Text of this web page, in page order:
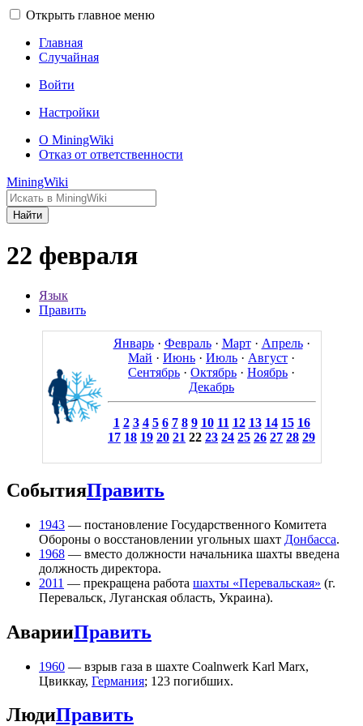
Открыть главное меню
Главная
Случайная
Войти
Настройки
О MiningWiki
Отказ от ответственности
MiningWiki
Найти
22 февраля
Язык
Править
Январь· Февраль· Март· Апрель·
Май · Июнь · Июль · Август ·
Сентябрь · Октябрь · Ноябрь ·
Декабрь
1 2 3 4 5 6 7 8 9 10 11 12 13 14 15 16
17 18 19 20 21 22 23 24 25 26 27 28 29
СобытияПравить
1943 — постановление Государственного Комитета
Обороны о восстановлении угольных шахт Донбасса.
1968 — вместо должности начальника шахты введена
должность директора.
2011 — прекращена работа шахты «Перевальская» (г.
Перевальск, Луганская область, Украина).
АварииПравить
1960 — взрыв газа в шахте Coalnwerk Karl Marx,
Цвиккау, Германия; 123 погибших.
ЛюдиПравить